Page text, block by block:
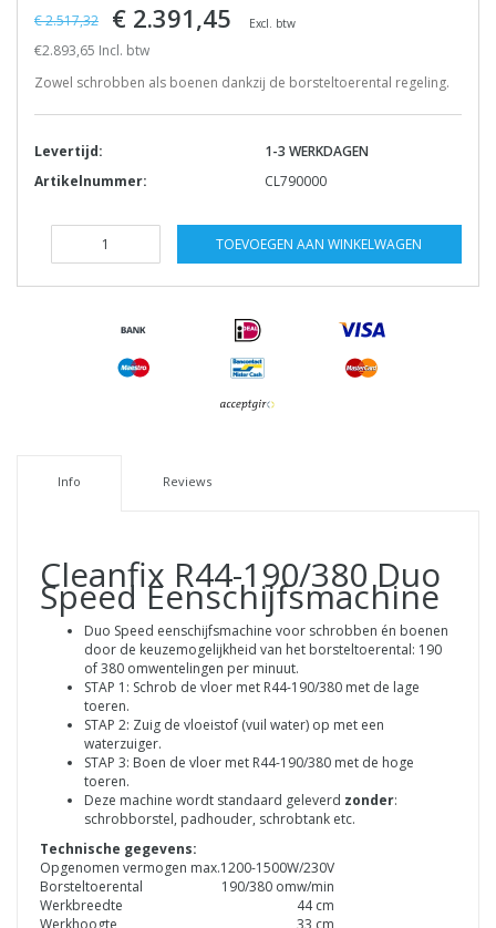
€ 2.517,32 € 2.391,45 Excl. btw
€2.893,65 Incl. btw
Zowel schrobben als boenen dankzij de borsteltoerental regeling.
Levertijd:
1-3 WERKDAGEN
Artikelnummer:
CL790000
TOEVOEGEN AAN WINKELWAGEN
Info Reviews
Cleanfix R44-190/380 Duo
Speed Eenschijfsmachine
Duo Speed eenschijfsmachine voor schrobben én boenen
door de keuzemogelijkheid van het borsteltoerental: 190
of 380 omwentelingen per minuut.
STAP 1: Schrob de vloer met R44-190/380 met de lage
toeren.
STAP 2: Zuig de vloeistof (vuil water) op met een
waterzuiger.
STAP 3: Boen de vloer met R44-190/380 met de hoge
toeren.
Deze machine wordt standaard geleverd zonder:
schrobborstel, padhouder, schrobtank etc.
Technische gegevens:
Opgenomen vermogen max.1200-1500W/230V
Borsteltoerental
190/380 omw/min
Werkbreedte
44 cm
Werkhoogte
33 cm